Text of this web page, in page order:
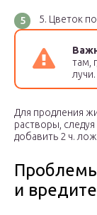
Цветок
там,
Для продления
растворы,
добавить 2 ч.
и